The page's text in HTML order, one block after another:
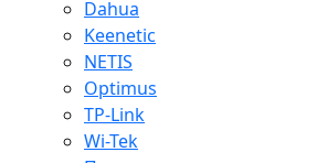
Dahua
Keenetic
NETIS
Optimus
TP-Link
Wi-Tek